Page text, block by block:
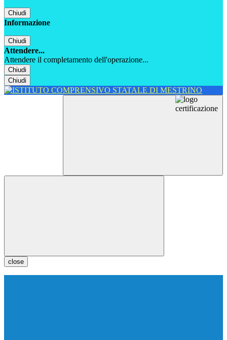
Chiudi
Informazione
Chiudi
Attendere...
Attendere il completamento dell'operazione...
Chiudi
Chiudi
close